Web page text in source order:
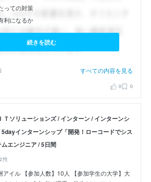
っての対策
利になるか
続きを読む
すべての内容を見る
0 0
Ｔソリューションズ / インターン / インターンシ
5dayインターンシップ「開発！ローコードでシス
エンジニア / 5日間
性
アイル 【参加人数】10人 【参加学生の大学】大